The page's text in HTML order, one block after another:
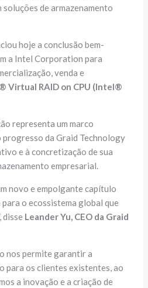
de armazenamento
hoje a conclusão bem-
a Intel Corporation para
venda e
Virtual RAID on CPU (Intel®
representa um marco
da Graid Technology
e à concretização de sua
empresarial.
novo e empolgante capítulo
o ecossistema global que
disse Leander Yu, CEO da Graid
nos permite garantir a
para os clientes existentes, ao
a inovação e a criação de